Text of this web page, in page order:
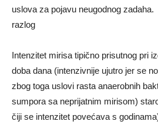
uslova za pojavu neugodnog zadaha.
razlog
Intenzitet mirisa tipično prisutnog pri
doba dana (intenzivnije ujutro jer se
zbog toga uslovi rasta anaerobnih
sumpora sa neprijatnim mirisom)
čiji se intenzitet povećava s